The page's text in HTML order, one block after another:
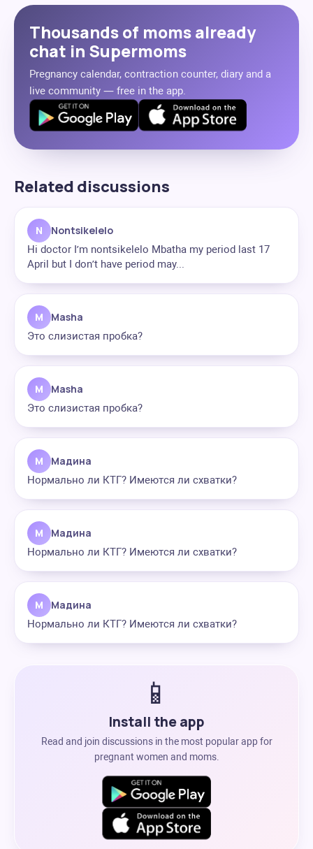
Thousands of moms already
chat in Supermoms
Pregnancy calendar, contraction counter, diary and a
live community — free in the app.
Related discussions
N Nontsikelelo
Hi doctor I’m nontsikelelo Mbatha my period last 17
April but I don’t have period may...
M Masha
Это слизистая пробка?
M Masha
Это слизистая пробка?
М Мадина
Нормально ли КТГ? Имеются ли схватки?
М Мадина
Нормально ли КТГ? Имеются ли схватки?
М Мадина
Нормально ли КТГ? Имеются ли схватки?
📱
Install the app
Read and join discussions in the most popular app for
pregnant women and moms.